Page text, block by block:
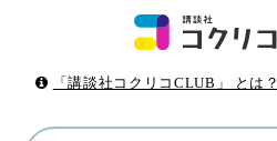
「講談社コクリコCLUB」 とは？